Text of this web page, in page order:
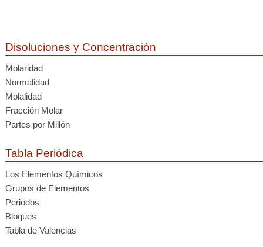
Disoluciones y Concentración
Molaridad
Normalidad
Molalidad
Fracción Molar
Partes por Millón
Tabla Periódica
Los Elementos Químicos
Grupos de Elementos
Periodos
Bloques
Tabla de Valencias